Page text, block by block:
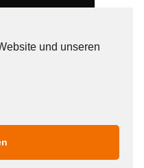
und unseren